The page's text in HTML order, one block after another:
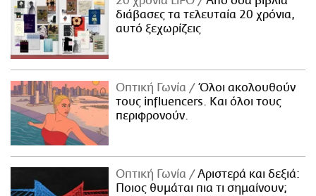
διάβασες τα τελευταία 20 χρόνια,
αυτό ξεχωρίζεις
Οπτική Γωνία
Όλοι ακολουθούν
τους influencers. Και όλοι τους
περιφρονούν.
Οπτική Γωνία
Αριστερά και δεξιά:
Ποιος θυμάται πια τι σημαίνουν;